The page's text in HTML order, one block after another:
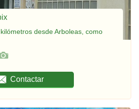
desde Arboleas, como
Contactar